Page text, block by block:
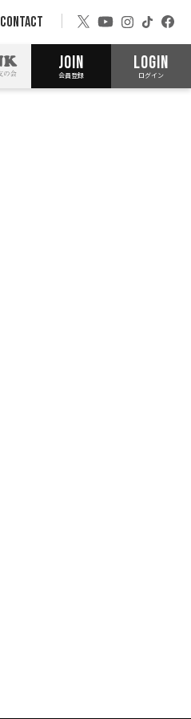
CONTACT
JOIN
会員登録
LOGIN
ログイン